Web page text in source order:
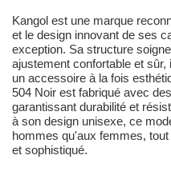
Kangol est une marque
et le design innovant de ses
exception. Sa structure
ajustement confortable et
un accessoire à la fois
504 Noir est fabriqué avec
garantissant durabilité et
à son design unisexe, ce
hommes qu'aux femmes,
et sophistiqué.